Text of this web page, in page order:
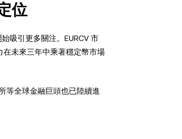
位
吸引更多關注。EURCV 市
未來三年中乘著穩定幣市場
等全球金融巨頭也已陸續進